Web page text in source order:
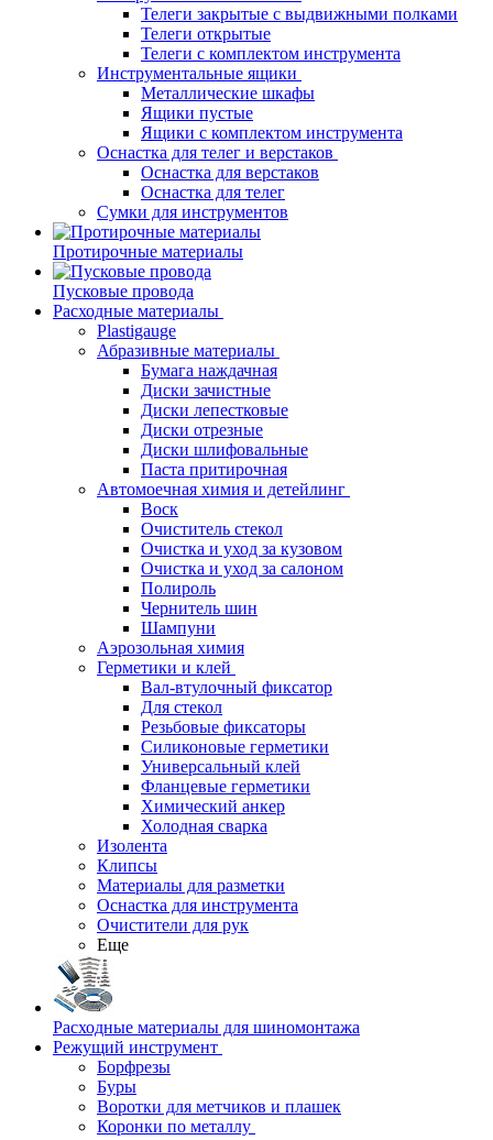
Телеги закрытые с выдвижными полками
Телеги открытые
Телеги с комплектом инструмента
Инструментальные ящики
Металлические шкафы
Ящики пустые
Ящики с комплектом инструмента
Оснастка для телег и верстаков
Оснастка для верстаков
Оснастка для телег
Сумки для инструментов
Протирочные материалы
Пусковые провода
Расходные материалы
Plastigauge
Абразивные материалы
Бумага наждачная
Диски зачистные
Диски лепестковые
Диски отрезные
Диски шлифовальные
Паста притирочная
Автомоечная химия и детейлинг
Воск
Очиститель стекол
Очистка и уход за кузовом
Очистка и уход за салоном
Полироль
Чернитель шин
Шампуни
Аэрозольная химия
Герметики и клей
Вал-втулочный фиксатор
Для стекол
Резьбовые фиксаторы
Силиконовые герметики
Универсальный клей
Фланцевые герметики
Химический анкер
Холодная сварка
Изолента
Клипсы
Материалы для разметки
Оснастка для инструмента
Очистители для рук
Еще
Расходные материалы для шиномонтажа
Режущий инструмент
Борфрезы
Буры
Воротки для метчиков и плашек
Коронки по металлу